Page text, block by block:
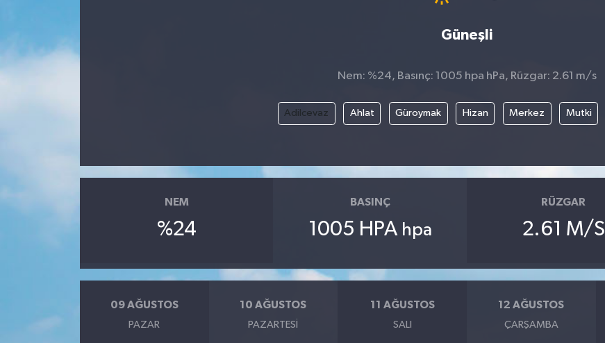
Güneşli
Nem: %24, Basınç: 1005 hpa hPa, Rüzgar: 2.61 m/s
Adilcevaz Ahlat Güroymak Hizan Merkez Mutki
NEM
%24
BASINÇ
1005 HPA hpa
RÜZGAR
2.61 M/S
09 AĞUSTOS
PAZAR
10 AĞUSTOS
PAZARTESI
11 AĞUSTOS
SALI
12 AĞUSTOS
ÇARŞAMBA
Spor